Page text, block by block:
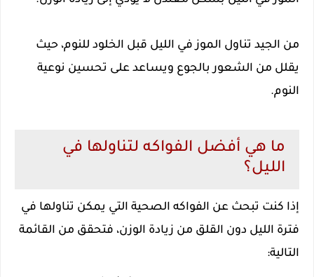
من الجيد تناول الموز في الليل قبل الخلود للنوم، حيث
يقلل من الشعور بالجوع ويساعد على تحسين نوعية
النوم.
ما هي أفضل الفواكه لتناولها في
الليل؟
إذا كنت تبحث عن الفواكه الصحية التي يمكن تناولها في
فترة الليل دون القلق من زيادة الوزن، فتحقق من القائمة
التالية: